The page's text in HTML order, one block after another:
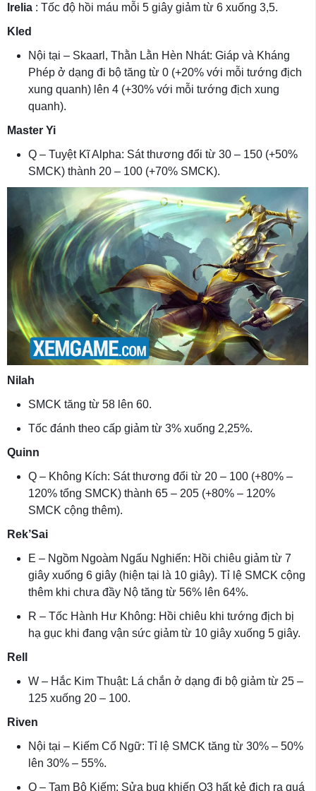
Irelia : Tốc độ hồi máu mỗi 5 giây giảm từ 6 xuống 3,5.
Kled
Nội tại – Skaarl, Thằn Lằn Hèn Nhát: Giáp và Kháng
Phép ở dạng đi bộ tăng từ 0 (+20% với mỗi tướng địch
xung quanh) lên 4 (+30% với mỗi tướng địch xung
quanh).
Master Yi
Q – Tuyệt Kĩ Alpha: Sát thương đổi từ 30 – 150 (+50%
SMCK) thành 20 – 100 (+70% SMCK).
Nilah
SMCK tăng từ 58 lên 60.
Tốc đánh theo cấp giảm từ 3% xuống 2,25%.
Quinn
Q – Không Kích: Sát thương đổi từ 20 – 100 (+80% –
120% tổng SMCK) thành 65 – 205 (+80% – 120%
SMCK cộng thêm).
Rek’Sai
E – Ngồm Ngoàm Ngấu Nghiến: Hồi chiêu giảm từ 7
giây xuống 6 giây (hiện tại là 10 giây). Tỉ lệ SMCK cộng
thêm khi chưa đầy Nộ tăng từ 56% lên 64%.
R – Tốc Hành Hư Không: Hồi chiêu khi tướng địch bị
hạ gục khi đang vận sức giảm từ 10 giây xuống 5 giây.
Rell
W – Hắc Kim Thuật: Lá chắn ở dạng đi bộ giảm từ 25 –
125 xuống 20 – 100.
Riven
Nội tại – Kiếm Cổ Ngữ: Tỉ lệ SMCK tăng từ 30% – 50%
lên 30% – 55%.
Q – Tam Bộ Kiếm: Sửa bug khiến Q3 hất kẻ địch ra quá